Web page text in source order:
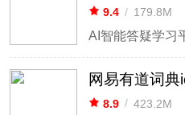
9.4 / 179.8M
AI智能答疑学习
网易有道词典
8.9 / 423.2M